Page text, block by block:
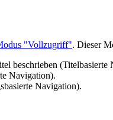
"Vollzugriff". Dieser
beschrieben (Titelbasierte
Navigation).
Navigation).